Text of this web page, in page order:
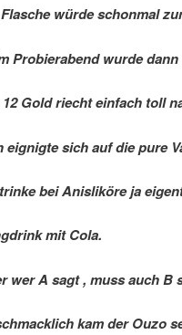
würde schonmal
Probierabend wurde
Gold riecht einfach toll
eignigte sich auf die pure
bei Anisliköre ja
mit Cola.
wer A sagt , muss auch B
kam der Ouzo